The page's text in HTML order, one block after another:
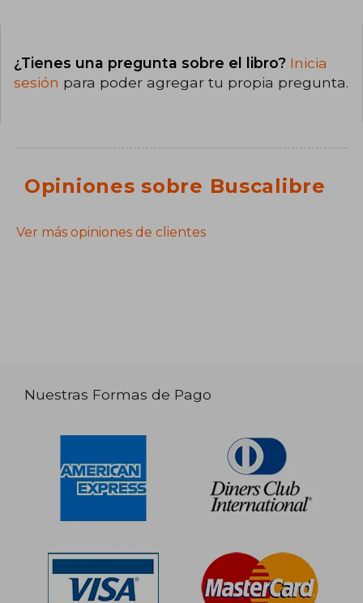
¿Tienes una pregunta sobre el libro? Inicia
sesión para poder agregar tu propia pregunta.
Opiniones sobre Buscalibre
Ver más opiniones de clientes
Nuestras Formas de Pago